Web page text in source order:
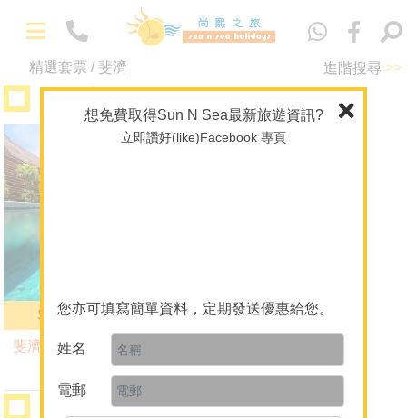
想免費取得Sun N Sea最新旅遊資訊?
立即讚好(like)Facebook 專頁
您亦可填寫簡單資料，定期發送優惠給您。
姓名
電郵
Eng
精選套票
-
馬爾代夫專門店
海外婚禮及攝影
主題 / 深度遊
潛水旅遊及課程
關於我們
-
關於 Sun N Sea Holidays
團隊介紹
人才招聘
精選套票 / 斐濟 進階搜尋 >>
A+酒店套票
斐濟
Six Senses Fiji Re...
斐濟豪華渡假酒店
3晚 $21,590
潛水旅遊及課程